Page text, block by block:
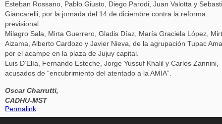
Esteban Rossano, Pablo Giusto, Diego Parodi, Juan Valotta y
Giancarelli, por la jornada del 14 de diciembre contra la reforma
previsional.
Milagro Sala, Mirta Guerrero, Gladis Díaz, María Graciela López,
Aizama, Alberto Cardozo y Javier Nieva, de la agrupación Tupac
por el acampe en la plaza de Jujuy capital.
Luis D’Elía, Fernando Esteche, Jorge Yussuf Khalil y Carlos Zannini,
acusados de “encubrimiento del atentado a la AMIA”.
Oscar Charrutti,
CADHU-MST
Permalink